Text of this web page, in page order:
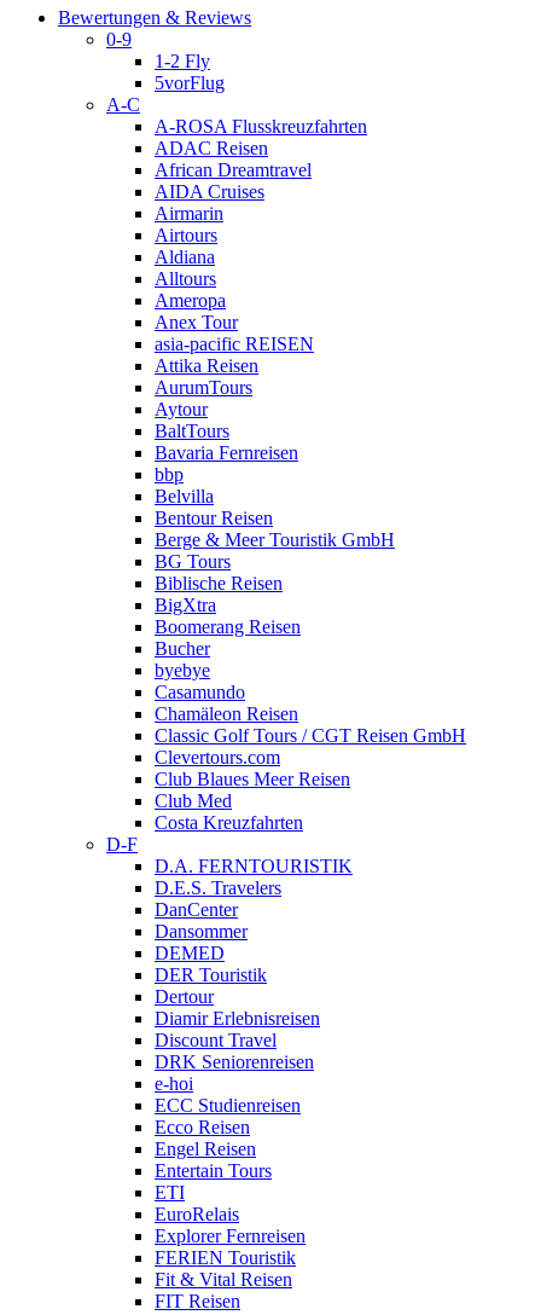
Bewertungen & Reviews
0-9
1-2 Fly
5vorFlug
A-C
A-ROSA Flusskreuzfahrten
ADAC Reisen
African Dreamtravel
AIDA Cruises
Airmarin
Airtours
Aldiana
Alltours
Ameropa
Anex Tour
asia-pacific REISEN
Attika Reisen
AurumTours
Aytour
BaltTours
Bavaria Fernreisen
bbp
Belvilla
Bentour Reisen
Berge & Meer Touristik GmbH
BG Tours
Biblische Reisen
BigXtra
Boomerang Reisen
Bucher
byebye
Casamundo
Chamäleon Reisen
Classic Golf Tours / CGT Reisen GmbH
Clevertours.com
Club Blaues Meer Reisen
Club Med
Costa Kreuzfahrten
D-F
D.A. FERNTOURISTIK
D.E.S. Travelers
DanCenter
Dansommer
DEMED
DER Touristik
Dertour
Diamir Erlebnisreisen
Discount Travel
DRK Seniorenreisen
e-hoi
ECC Studienreisen
Ecco Reisen
Engel Reisen
Entertain Tours
ETI
EuroRelais
Explorer Fernreisen
FERIEN Touristik
Fit & Vital Reisen
FIT Reisen